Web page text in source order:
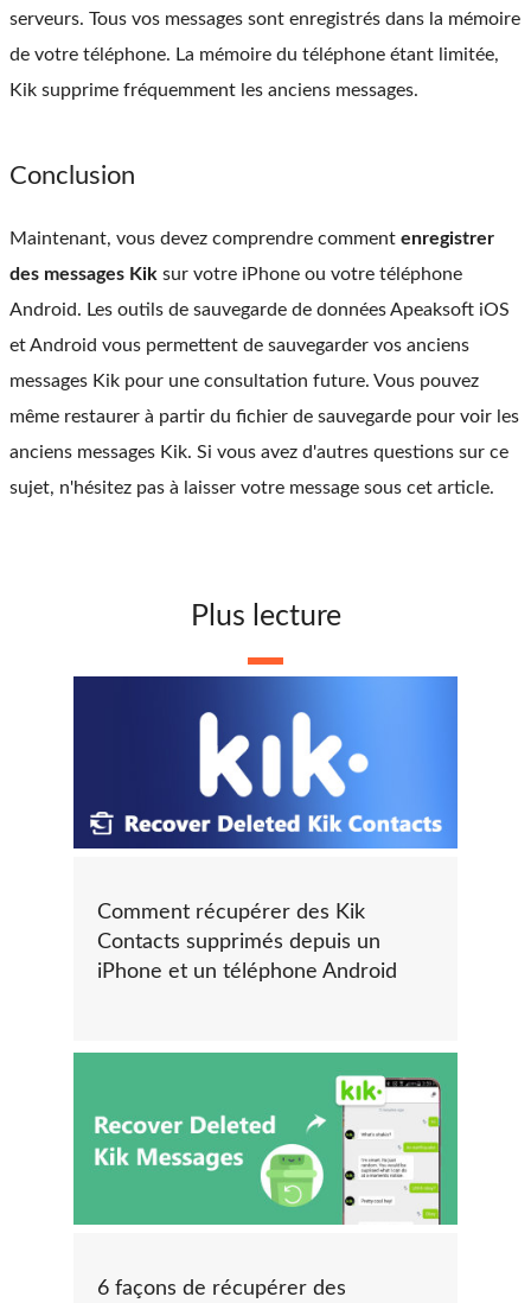
serveurs. Tous vos messages sont enregistrés dans la mémoire
de votre téléphone. La mémoire du téléphone étant limitée,
Kik supprime fréquemment les anciens messages.
Conclusion
Maintenant, vous devez comprendre comment enregistrer
des messages Kik sur votre iPhone ou votre téléphone
Android. Les outils de sauvegarde de données Apeaksoft iOS
et Android vous permettent de sauvegarder vos anciens
messages Kik pour une consultation future. Vous pouvez
même restaurer à partir du fichier de sauvegarde pour voir les
anciens messages Kik. Si vous avez d'autres questions sur ce
sujet, n'hésitez pas à laisser votre message sous cet article.
Plus lecture
Comment récupérer des Kik
Contacts supprimés depuis un
iPhone et un téléphone Android
6 façons de récupérer des